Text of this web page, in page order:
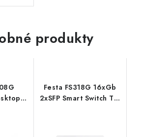
produkty
link
Festa FS318G 16xGb
2xSFP Smart Switch TP-